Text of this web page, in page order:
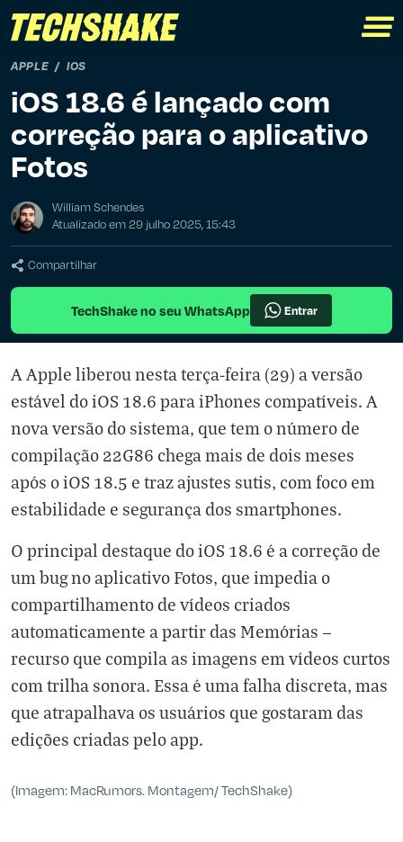
APPLE IOS
iOS 18.6 é lançado com
correção para o aplicativo
Fotos
William Schendes
Atualizado em 29 julho 2025, 15:43
Compartilhar
TechShake no seu WhatsApp Entrar
A Apple liberou nesta terça-feira (29) a versão
estável do iOS 18.6 para iPhones compatíveis. A
nova versão do sistema, que tem o número de
compilação 22G86 chega mais de dois meses
após o iOS 18.5 e traz ajustes sutis, com foco em
estabilidade e segurança dos smartphones.
O principal destaque do iOS 18.6 é a correção de
um bug no aplicativo Fotos, que impedia o
compartilhamento de vídeos criados
automaticamente a partir das Memórias —
recurso que compila as imagens em vídeos curtos
com trilha sonora. Essa é uma falha discreta, mas
que atrapalhava os usuários que gostaram das
edições criadas pelo app.
(Imagem: MacRumors. Montagem/ TechShake)